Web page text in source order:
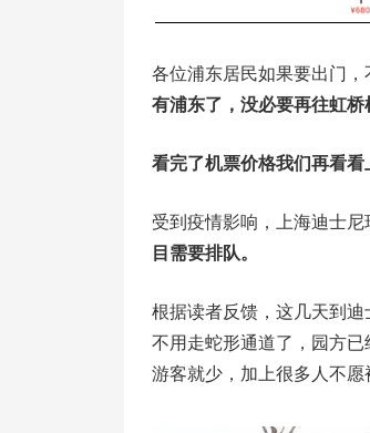
各位浦东居民如果要出门，
有浦东了，没必要再往虹桥
看完了机票价格我们再看看
受到疫情影响，上海迪士
目需要排队。
根据读者反馈，这几天到
不用走蛇形通道了，园方
游客就少，加上很多人不愿